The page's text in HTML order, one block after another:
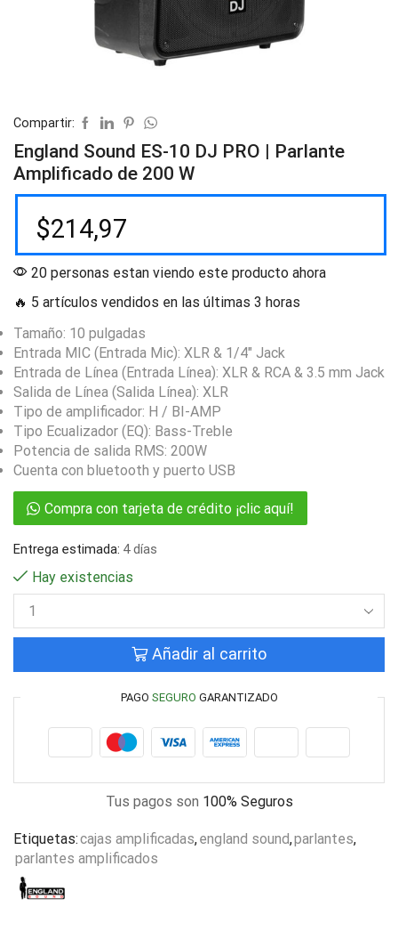
Compartir:
England Sound ES-10 DJ PRO | Parlante
Amplificado de 200 W
$214,97
20 personas estan viendo este producto ahora
🔥 5 artículos vendidos en las últimas 3 horas
Tamaño: 10 pulgadas
Entrada MIC (Entrada Mic): XLR & 1/4″ Jack
Entrada de Línea (Entrada Línea): XLR & RCA & 3.5 mm Jack
Salida de Línea (Salida Línea): XLR
Tipo de amplificador: H / BI-AMP
Tipo Ecualizador (EQ): Bass-Treble
Potencia de salida RMS: 200W
Cuenta con bluetooth y puerto USB
Compra con tarjeta de crédito ¡clic aquí!
Entrega estimada: 4 días
Hay existencias
Añadir al carrito
PAGO SEGURO GARANTIZADO
Tus pagos son 100% Seguros
Etiquetas:cajas amplificadas,england sound,parlantes,
parlantes amplificados